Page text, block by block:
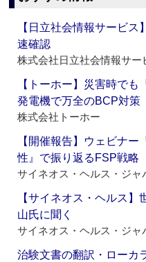
【日立社会情報サービ
速確認
株式会社日立社会情報サー
【トーホー】災害時で
発電機で万全のBCP対策
株式会社トーホー
【開催報告】ウェビナ
性』で振り返るFSP戦略
サイネオス・ヘルス・ジャ
【サイネオス・ヘルス
山氏に聞く
サイネオス・ヘルス・ジャ
治験文書の翻訳・ローカ